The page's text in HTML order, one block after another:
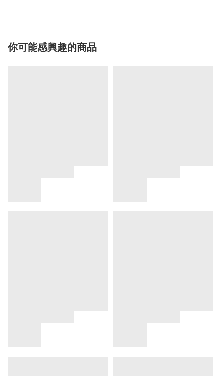
你可能感興趣的商品